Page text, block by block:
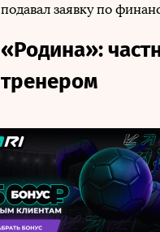
подавал заявку по
«Родина»:
тренером